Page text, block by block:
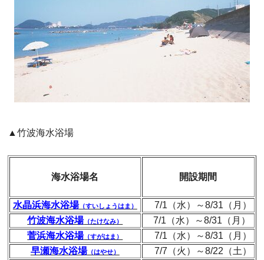
▲竹波海水浴場
海水浴場名 開設期間
水晶浜海水浴場（すいしょうはま）
7/1（水）～8/31（月）
竹波海水浴場（たけなみ）
7/1（水）～8/31（月）
菅浜海水浴場（すがはま）
7/1（水）～8/31（月）
早瀬海水浴場（はやせ）
7/7（火）～8/22（土）